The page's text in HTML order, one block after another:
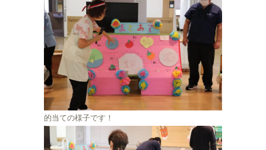
的当ての様子です！